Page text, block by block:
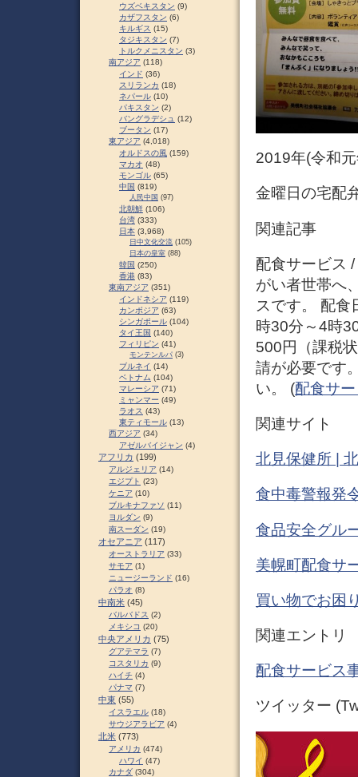
2019年(令和
金曜日の宅配
関連記事
配食サービス
がい者世帯へ
スです。 配食
時30分～4時
500円（課税
請が必要です
い。 (配食サ
関連サイト
北見保健所 |
食中毒警報発
食品安全グル
美幌町配食サ
買い物でお困
関連エントリ
配食サービス
ツイッター
ウズベキスタン (9)
カザフスタン (6)
キルギス (15)
タジキスタン (7)
トルクメニスタン (3)
南アジア (118)
インド (36)
スリランカ (18)
ネパール (10)
パキスタン (2)
バングラデシュ (12)
ブータン (17)
東アジア (4,018)
オルドスの風 (159)
マカオ (48)
モンゴル (65)
中国 (819)
人民中国 (97)
北朝鮮 (106)
台湾 (333)
日本 (3,968)
日中文化交流 (105)
日本の皇室 (88)
韓国 (250)
香港 (83)
東南アジア (351)
インドネシア (119)
カンボジア (63)
シンガポール (104)
タイ王国 (140)
フィリピン (41)
モンテンルパ (3)
ブルネイ (14)
ベトナム (104)
マレーシア (71)
ミャンマー (49)
ラオス (43)
東ティモール (13)
西アジア (34)
アゼルバイジャン (4)
アフリカ (199)
アルジェリア (14)
エジプト (23)
ケニア (10)
ブルキナファソ (11)
ヨルダン (9)
南スーダン (19)
オセアニア (117)
オーストラリア (33)
サモア (1)
ニュージーランド (16)
パラオ (8)
中南米 (45)
バルバドス (2)
メキシコ (20)
中央アメリカ (75)
グアテマラ (7)
コスタリカ (9)
ハイチ (4)
パナマ (7)
中東 (55)
イスラエル (18)
サウジアラビア (4)
北米 (773)
アメリカ (474)
ハワイ (47)
カナダ (304)